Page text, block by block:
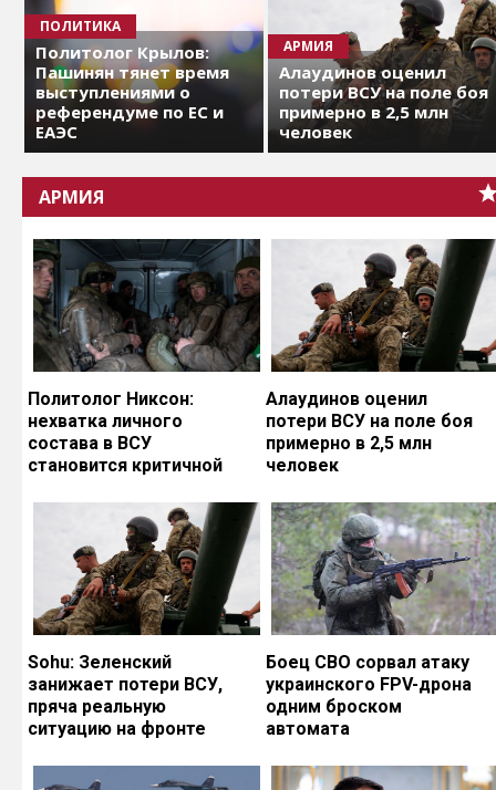
ПОЛИТИКА
Политолог Крылов:
Пашинян тянет время
выступлениями о
референдуме по ЕС и
ЕАЭС
АРМИЯ
Алаудинов оценил
потери ВСУ на поле боя
примерно в 2,5 млн
человек
АРМИЯ
Политолог Никсон:
нехватка личного
состава в ВСУ
становится критичной
Алаудинов оценил
потери ВСУ на поле боя
примерно в 2,5 млн
человек
Sohu: Зеленский
занижает потери ВСУ,
пряча реальную
ситуацию на фронте
Боец СВО сорвал атаку
украинского FPV-дрона
одним броском
автомата